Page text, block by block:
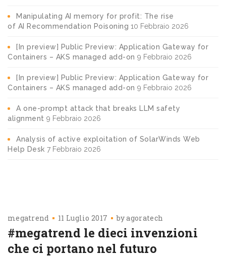
Manipulating AI memory for profit: The rise
of AI Recommendation Poisoning 10 Febbraio 2026
[In preview] Public Preview: Application Gateway for
Containers – AKS managed add-on 9 Febbraio 2026
[In preview] Public Preview: Application Gateway for
Containers – AKS managed add-on 9 Febbraio 2026
A one-prompt attack that breaks LLM safety
alignment 9 Febbraio 2026
Analysis of active exploitation of SolarWinds Web
Help Desk 7 Febbraio 2026
megatrend 11 Luglio 2017 byagoratech
#megatrend le dieci invenzioni
che ci portano nel futuro